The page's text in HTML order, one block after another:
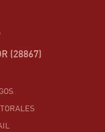
(28867)